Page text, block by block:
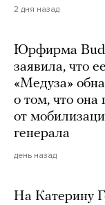
2 дня назад
Юрфирма
заявила, что
«Медуза»
о том, что она
от
генерала
день назад
На Катерину